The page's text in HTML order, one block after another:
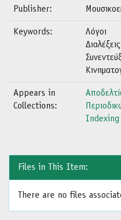
Publisher:
Keywords:
Λόγοι
Διαλέξεις
Appears in
Collections:
Indexing
Files in This Item:
There are no files